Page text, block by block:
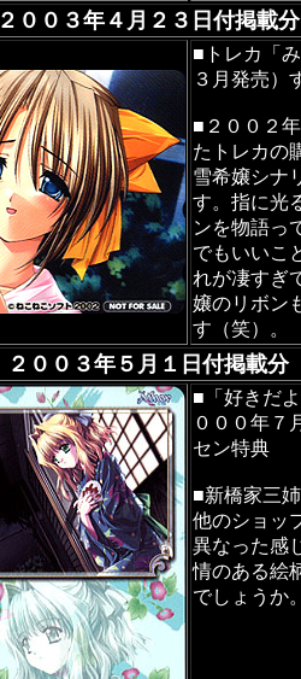
２００３年４月２３日付掲載分
■トレカ「
３月発売）
■２００２
たトレカの
雪希嬢シナ
す。指に光
ンを物語っ
でもいいこ
れが凄すぎ
嬢のリボン
す（笑）。
２００３年５月１日付掲載分
■「好きだ
０００年７
セン特典
■新橋家三
他のショッ
異なった感
情のある絵
でしょうか